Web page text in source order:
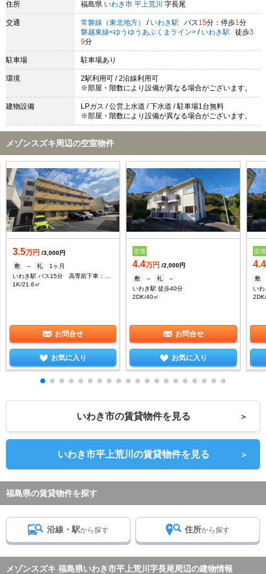
住所 福島県 いわき市 平上荒川 字長尾
交通 常磐線（東北地方） / いわき駅 バス 15分：停歩1 分
磐越東線<ゆうゆうあぶくまライン> / いわき駅 徒歩3
9分
駐車場 駐車場あり
環境
2駅利用可 / 2沿線利用可
※部屋・階数により設備が異なる場合がございます。
建物設備
LPガス / 公営上水道 / 下水道 / 駐車場1台無料
※部屋・階数により設備が異なる場合がございます。
メゾンスズキ周辺の空室物件
3.5万円 /3,000円
敷
-- 礼
1ヶ月
1K/21.6㎡
お問合せ
お気に入り
定借
4.4万円 /2,000円
敷
-- 礼
--
いわき駅 徒歩40分
2DK/40㎡
お問合せ
お気に入り
定借
4.4
敷
い
いわき市の賃貸物件を見る ＞
いわき市平上荒川の賃貸物件を見る ＞
福島県の賃貸物件を探す
沿線・駅から探す 住所から探す
メゾンスズキ 福島県いわき市平上荒川字長尾周辺の建物情報